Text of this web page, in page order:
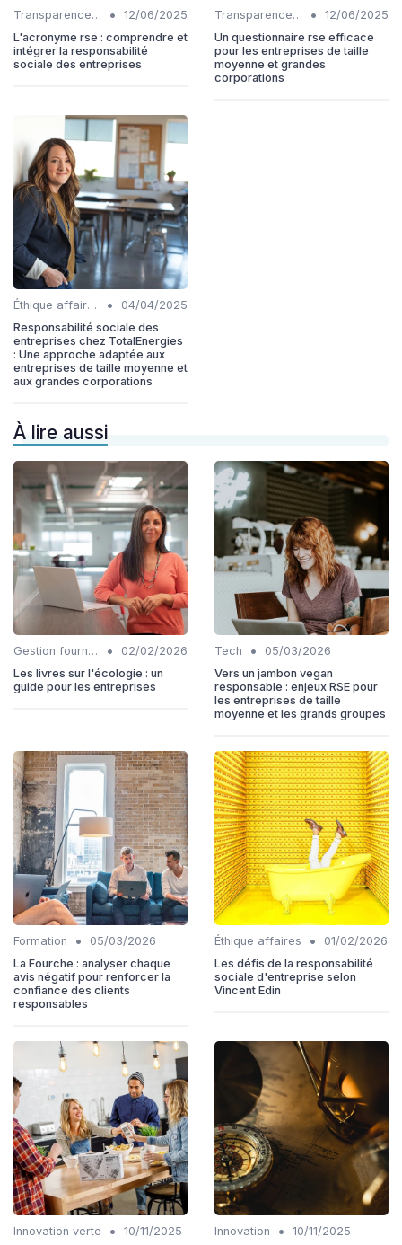
Transparence et reporting •
12/06/2025
L'acronyme rse : comprendre et
intégrer la responsabilité
sociale des entreprises
Transparence et reporting •
12/06/2025
Un questionnaire rse efficace
pour les entreprises de taille
moyenne et grandes
corporations
Éthique affaires •
04/04/2025
Responsabilité sociale des
entreprises chez TotalEnergies
: Une approche adaptée aux
entreprises de taille moyenne et
aux grandes corporations
À lire aussi
Gestion fournisseurs •
02/02/2026
Les livres sur l'écologie : un
guide pour les entreprises
Tech •
05/03/2026
Vers un jambon vegan
responsable : enjeux RSE pour
les entreprises de taille
moyenne et les grands groupes
Formation •
05/03/2026
La Fourche : analyser chaque
avis négatif pour renforcer la
confiance des clients
responsables
Éthique affaires •
01/02/2026
Les défis de la responsabilité
sociale d'entreprise selon
Vincent Edin
Innovation verte •
10/11/2025
Innovation •
10/11/2025